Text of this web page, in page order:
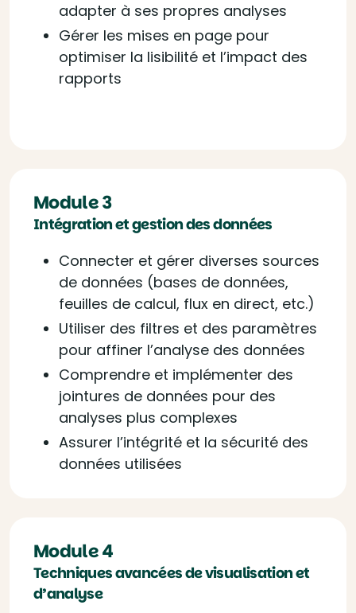
adapter à ses propres analyses
Gérer les mises en page pour
optimiser la lisibilité et l’impact des
rapports
Module 3
Intégration et gestion des données
Connecter et gérer diverses sources
de données (bases de données,
feuilles de calcul, flux en direct, etc.)
Utiliser des filtres et des paramètres
pour affiner l’analyse des données
Comprendre et implémenter des
jointures de données pour des
analyses plus complexes
Assurer l’intégrité et la sécurité des
données utilisées
Module 4
Techniques avancées de visualisation et
d’analyse